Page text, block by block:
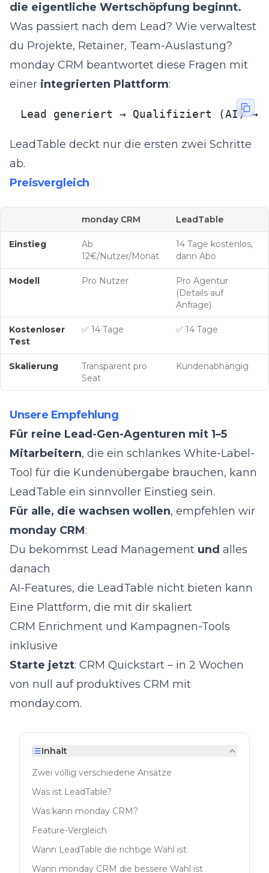
die eigentliche Wertschöpfung beginnt.
Was passiert nach dem Lead? Wie verwaltest
du Projekte, Retainer, Team-Auslastung?
monday CRM beantwortet diese Fragen mit
einer integrierten Plattform:
Lead generiert → Qualifiziert (AI) →
LeadTable deckt nur die ersten zwei Schritte
ab.
Preisvergleich
monday CRM LeadTable
Einstieg
Ab
12€/Nutzer/Monat
14 Tage kostenlos,
dann Abo
Modell Pro Nutzer
Pro Agentur
(Details auf
Anfrage)
Kostenloser
Test
✅ 14 Tage ✅ 14 Tage
Skalierung
Transparent pro
Seat
Kundenabhängig
Unsere Empfehlung
Für reine Lead-Gen-Agenturen mit 1–5
Mitarbeitern, die ein schlankes White-Label-
Tool für die Kundenübergabe brauchen, kann
LeadTable ein sinnvoller Einstieg sein.
Für alle, die wachsen wollen, empfehlen wir
monday CRM:
Du bekommst Lead Management und alles
danach
AI-Features, die LeadTable nicht bieten kann
Eine Plattform, die mit dir skaliert
CRM Enrichment und Kampagnen-Tools
inklusive
Starte jetzt: CRM Quickstart – in 2 Wochen
von null auf produktives CRM mit
monday.com.
Inhalt
Zwei völlig verschiedene Ansätze
Was ist LeadTable?
Was kann monday CRM?
Feature-Vergleich
Wann LeadTable die richtige Wahl ist
Wann monday CRM die bessere Wahl ist